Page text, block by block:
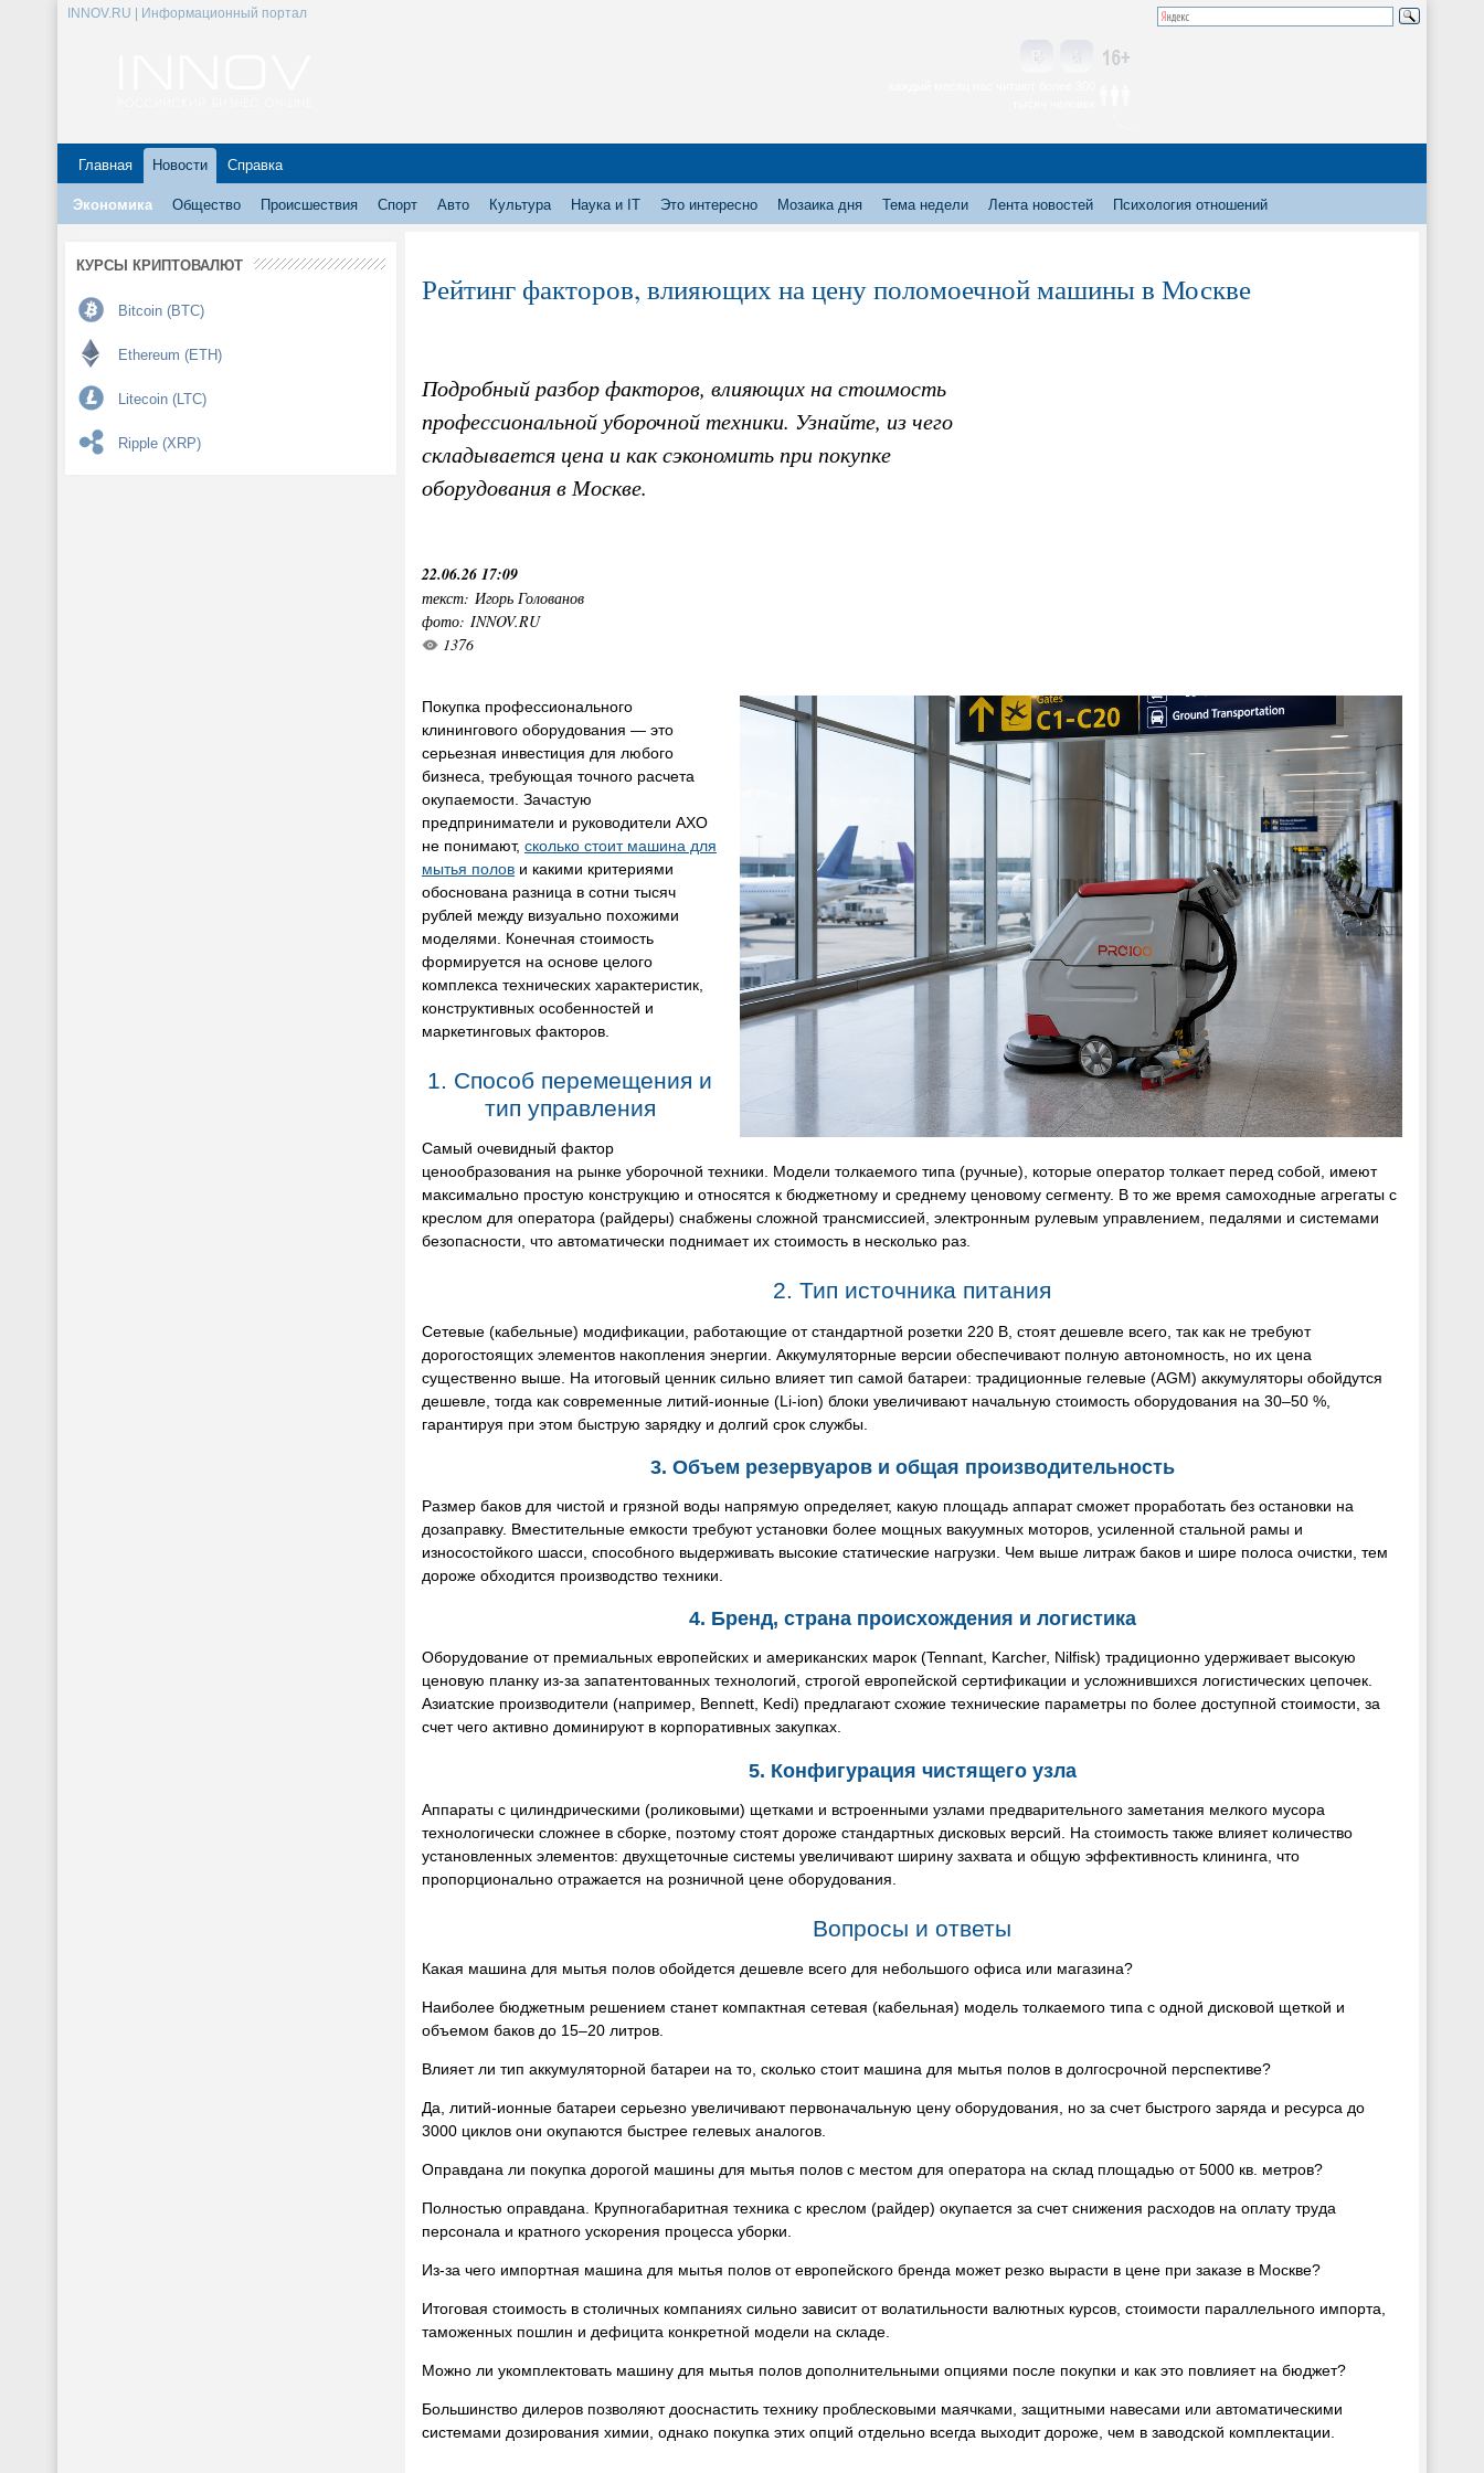
INNOV.RU | Информационный портал
Главная Новости Справка
Экономика Общество Происшествия Спорт Авто Культура Наука и IT Это интересно Мозаика дня Тема недели Лента новостей Психология отношений
КУРСЫ КРИПТОВАЛЮТ
Bitcoin (BTC)
Ethereum (ETH)
Litecoin (LTC)
Ripple (XRP)
Рейтинг факторов, влияющих на цену поломоечной машины в Москве
Подробный разбор факторов, влияющих на стоимость
профессиональной уборочной техники. Узнайте, из чего
складывается цена и как сэкономить при покупке
оборудования в Москве.
22.06.26 17:09
текст: Игорь Голованов
фото: INNOV.RU
1376
Покупка профессионального
клинингового оборудования — это
серьезная инвестиция для любого
бизнеса, требующая точного расчета
окупаемости. Зачастую
предприниматели и руководители АХО
не понимают, сколько стоит машина для
мытья полов и какими критериями
обоснована разница в сотни тысяч
рублей между визуально похожими
моделями. Конечная стоимость
формируется на основе целого
комплекса технических характеристик,
конструктивных особенностей и
маркетинговых факторов.
1. Способ перемещения и
тип управления
Самый очевидный фактор
ценообразования на рынке уборочной техники. Модели толкаемого типа (ручные), которые оператор толкает перед собой, имеют
максимально простую конструкцию и относятся к бюджетному и среднему ценовому сегменту. В то же время самоходные агрегаты с
креслом для оператора (райдеры) снабжены сложной трансмиссией, электронным рулевым управлением, педалями и системами
безопасности, что автоматически поднимает их стоимость в несколько раз.
2. Тип источника питания
Сетевые (кабельные) модификации, работающие от стандартной розетки 220 В, стоят дешевле всего, так как не требуют
дорогостоящих элементов накопления энергии. Аккумуляторные версии обеспечивают полную автономность, но их цена
существенно выше. На итоговый ценник сильно влияет тип самой батареи: традиционные гелевые (AGM) аккумуляторы обойдутся
дешевле, тогда как современные литий-ионные (Li-ion) блоки увеличивают начальную стоимость оборудования на 30–50 %,
гарантируя при этом быструю зарядку и долгий срок службы.
3. Объем резервуаров и общая производительность
Размер баков для чистой и грязной воды напрямую определяет, какую площадь аппарат сможет проработать без остановки на
дозаправку. Вместительные емкости требуют установки более мощных вакуумных моторов, усиленной стальной рамы и
износостойкого шасси, способного выдерживать высокие статические нагрузки. Чем выше литраж баков и шире полоса очистки, тем
дороже обходится производство техники.
4. Бренд, страна происхождения и логистика
Оборудование от премиальных европейских и американских марок (Tennant, Karcher, Nilfisk) традиционно удерживает высокую
ценовую планку из-за запатентованных технологий, строгой европейской сертификации и усложнившихся логистических цепочек.
Азиатские производители (например, Bennett, Kedi) предлагают схожие технические параметры по более доступной стоимости, за
счет чего активно доминируют в корпоративных закупках.
5. Конфигурация чистящего узла
Аппараты с цилиндрическими (роликовыми) щетками и встроенными узлами предварительного заметания мелкого мусора
технологически сложнее в сборке, поэтому стоят дороже стандартных дисковых версий. На стоимость также влияет количество
установленных элементов: двухщеточные системы увеличивают ширину захвата и общую эффективность клининга, что
пропорционально отражается на розничной цене оборудования.
Вопросы и ответы
Какая машина для мытья полов обойдется дешевле всего для небольшого офиса или магазина?
Наиболее бюджетным решением станет компактная сетевая (кабельная) модель толкаемого типа с одной дисковой щеткой и
объемом баков до 15–20 литров.
Влияет ли тип аккумуляторной батареи на то, сколько стоит машина для мытья полов в долгосрочной перспективе?
Да, литий-ионные батареи серьезно увеличивают первоначальную цену оборудования, но за счет быстрого заряда и ресурса до
3000 циклов они окупаются быстрее гелевых аналогов.
Оправдана ли покупка дорогой машины для мытья полов с местом для оператора на склад площадью от 5000 кв. метров?
Полностью оправдана. Крупногабаритная техника с креслом (райдер) окупается за счет снижения расходов на оплату труда
персонала и кратного ускорения процесса уборки.
Из-за чего импортная машина для мытья полов от европейского бренда может резко вырасти в цене при заказе в Москве?
Итоговая стоимость в столичных компаниях сильно зависит от волатильности валютных курсов, стоимости параллельного импорта,
таможенных пошлин и дефицита конкретной модели на складе.
Можно ли укомплектовать машину для мытья полов дополнительными опциями после покупки и как это повлияет на бюджет?
Большинство дилеров позволяют дооснастить технику проблесковыми маячками, защитными навесами или автоматическими
системами дозирования химии, однако покупка этих опций отдельно всегда выходит дороже, чем в заводской комплектации.